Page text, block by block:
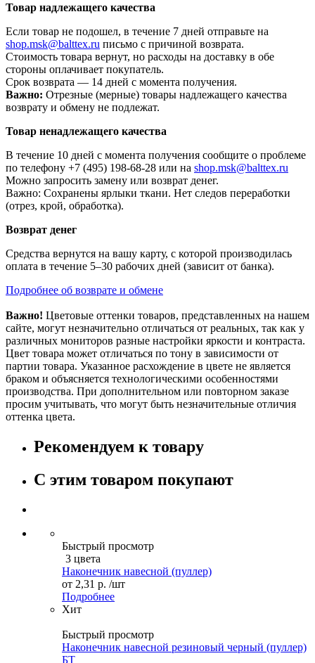
Товар надлежащего качества
Если товар не подошел, в течение 7 дней отправьте на
shop.msk@balttex.ru письмо с причиной возврата.
Стоимость товара вернут, но расходы на доставку в обе
стороны оплачивает покупатель.
Срок возврата — 14 дней с момента получения.
Важно: Отрезные (мерные) товары надлежащего качества
возврату и обмену не подлежат.
Товар ненадлежащего качества
В течение 10 дней с момента получения сообщите о проблеме
по телефону +7 (495) 198-68-28 или на shop.msk@balttex.ru
Можно запросить замену или возврат денег.
Важно: Сохранены ярлыки ткани. Нет следов переработки
(отрез, крой, обработка).
Возврат денег
Средства вернутся на вашу карту, с которой производилась
оплата в течение 5–30 рабочих дней (зависит от банка).
Подробнее об возврате и обмене
Важно! Цветовые оттенки товаров, представленных на нашем
сайте, могут незначительно отличаться от реальных, так как у
различных мониторов разные настройки яркости и контраста.
Цвет товара может отличаться по тону в зависимости от
партии товара. Указанное расхождение в цвете не является
браком и объясняется технологическими особенностями
производства. При дополнительном или повторном заказе
просим учитывать, что могут быть незначительные отличия
оттенка цвета.
Рекомендуем к товару
С этим товаром покупают
Быстрый просмотр
3 цвета
Наконечник навесной (пуллер)
от 2,31 р. /шт
Подробнее
Хит
Быстрый просмотр
Наконечник навесной резиновый черный (пуллер)
БТ